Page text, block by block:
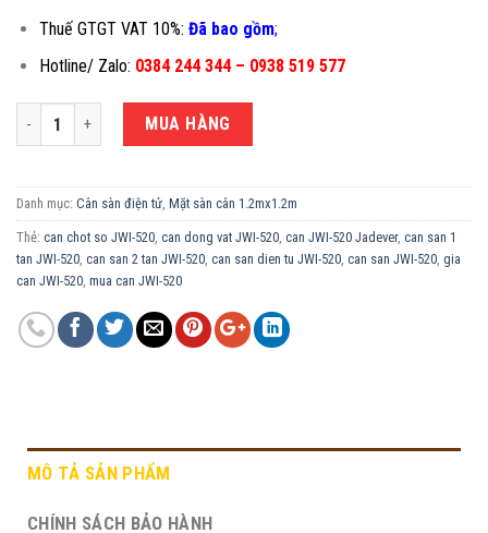
Thuế GTGT VAT 10%: Đã bao gồm;
Hotline/ Zalo: 0384 244 344 – 0938 519 577
CÂN ĐIỆN TỬ 1.5 TẤN JWI-520 - MẶT SÀN CÂN 1.2M X 1.2M số lượng
MUA HÀNG
Danh mục: Cân sàn điện tử, Mặt sàn cân 1.2mx1.2m
Thẻ: can chot so JWI-520, can dong vat JWI-520, can JWI-520 Jadever, can san 1
tan JWI-520, can san 2 tan JWI-520, can san dien tu JWI-520, can san JWI-520, gia
can JWI-520, mua can JWI-520
MÔ TẢ SẢN PHẨM
CHÍNH SÁCH BẢO HÀNH